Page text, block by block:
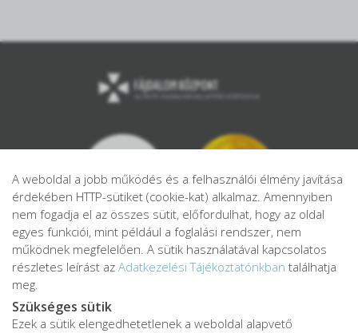
A weboldal a jobb működés és a felhasználói élmény javítása
érdekében HTTP-sütiket (cookie-kat) alkalmaz. Amennyiben
nem fogadja el az összes sütit, előfordulhat, hogy az oldal
egyes funkciói, mint például a foglalási rendszer, nem
működnek megfelelően. A sütik használatával kapcsolatos
részletes leírást az Adatkezelési Tájékoztatónkban találhatja
meg.
Szükséges sütik
Ezek a sütik elengedhetetlenek a weboldal alapvető